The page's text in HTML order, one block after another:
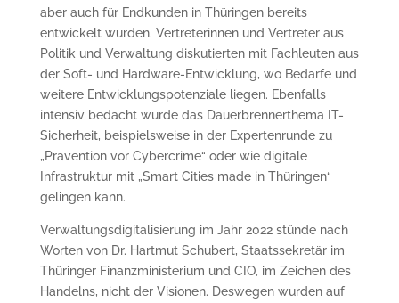
aber auch für Endkunden in Thüringen bereits
entwickelt wurden. Vertreterinnen und Vertreter aus
Politik und Verwaltung diskutierten mit Fachleuten aus
der Soft- und Hardware-Entwicklung, wo Bedarfe und
weitere Entwicklungspotenziale liegen. Ebenfalls
intensiv bedacht wurde das Dauerbrennerthema IT-
Sicherheit, beispielsweise in der Expertenrunde zu
„Prävention vor Cybercrime“ oder wie digitale
Infrastruktur mit „Smart Cities made in Thüringen“
gelingen kann.
Verwaltungsdigitalisierung im Jahr 2022 stünde nach
Worten von Dr. Hartmut Schubert, Staatssekretär im
Thüringer Finanzministerium und CIO, im Zeichen des
Handelns, nicht der Visionen. Deswegen wurden auf